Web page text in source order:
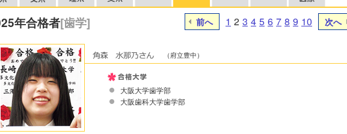
年合格者[歯学] 前へ 1 2 3 4 5 6 7 8 9 10 次へ
（府立豊中）
大阪大学歯学部
大阪歯科大学歯学部